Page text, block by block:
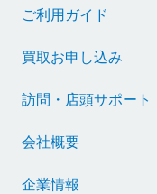
ご利用ガイド
買取お申し込み
訪問・店頭サポート
会社概要
企業情報